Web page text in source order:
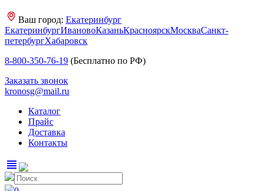
Ваш город: Екатеринбург
ЕкатеринбургИвановоКазаньКрасноярскМоскваСанкт-
петербургХабаровск
8-800-350-76-19 (Бесплатно по РФ)
Заказать звонок
kronosg@mail.ru
Каталог
Прайс
Доставка
Контакты
view_headline